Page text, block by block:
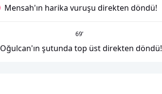
Mensah'ın harika vuruşu direkten döndü!
69’
Oğulcan'ın şutunda top üst direkten döndü!